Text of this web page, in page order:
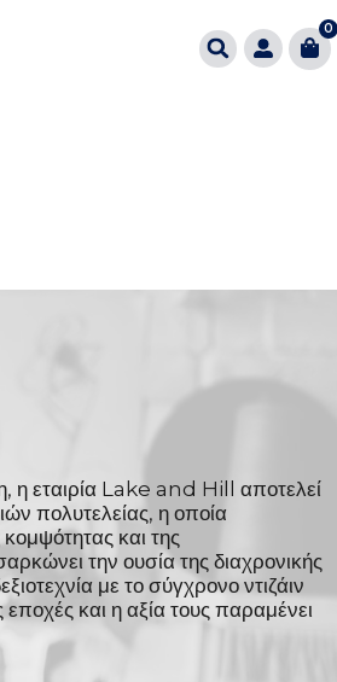
0
η εταιρία Lake and Hill αποτελεί
πολυτελείας, η οποία
και της
την ουσία της διαχρονικής
με το σύγχρονο ντιζάιν
και η αξία τους παραμένει